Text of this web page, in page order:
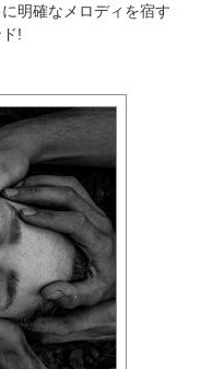
明確なメロディを宿す
!